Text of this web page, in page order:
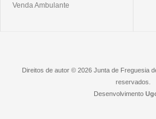
Venda Ambulante
Direitos de autor © 2026 Junta de Freguesia
reservados.
Desenvolvimento